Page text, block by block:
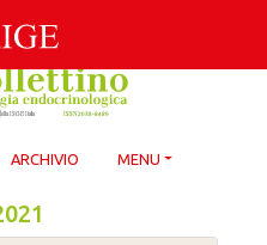
ARCHIVIO MENU